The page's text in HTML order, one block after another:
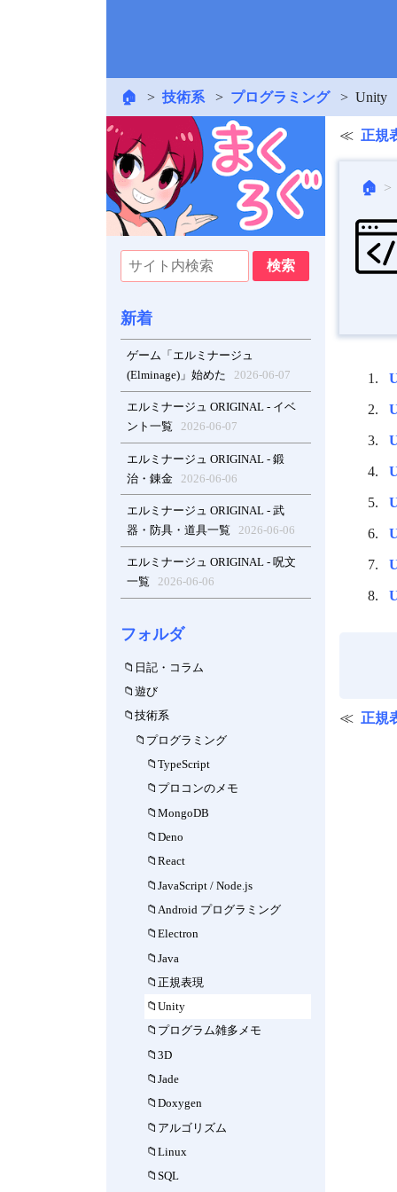
🏠 技術系 プログラミング Unity
新着
ゲーム「エルミナージュ
(Elminage)」始めた
2026-06-07
エルミナージュ ORIGINAL - イベ
ント一覧
2026-06-07
エルミナージュ ORIGINAL - 鍛
治・錬金
2026-06-06
エルミナージュ ORIGINAL - 武
器・防具・道具一覧
2026-06-06
エルミナージュ ORIGINAL - 呪文
一覧
2026-06-06
フォルダ
日記・コラム
遊び
技術系
プログラミング
TypeScript
プロコンのメモ
MongoDB
Deno
React
JavaScript / Node.js
Android プログラミング
Electron
Java
正規表現
Unity
プログラム雑多メモ
3D
Jade
Doxygen
アルゴリズム
Linux
SQL
正規
🏠
正規